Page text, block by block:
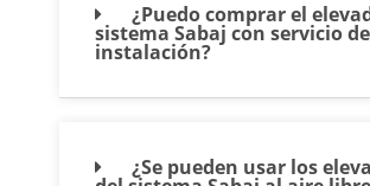
¿Puedo comprar el
sistema Sabaj con servicio de
instalación?
¿Se pueden usar los